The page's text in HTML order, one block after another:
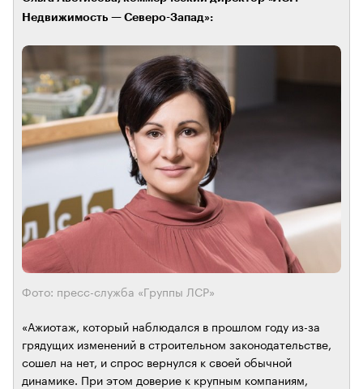
Недвижимость — Северо-Запад»:
Фото: пресс-служба «Группы ЛСР»
«Ажиотаж, который наблюдался в прошлом году из-за
грядущих изменений в строительном законодательстве,
сошел на нет, и спрос вернулся к своей обычной
динамике. При этом доверие к крупным компаниям,